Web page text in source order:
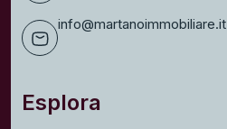
info@martanoimmobiliare.it
Esplora